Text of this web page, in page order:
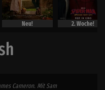
Neu! 2. Woche!
Cameron. Mit Sam